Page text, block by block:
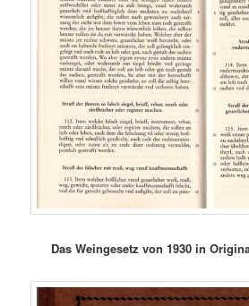
Das Weingesetz von 1930 in